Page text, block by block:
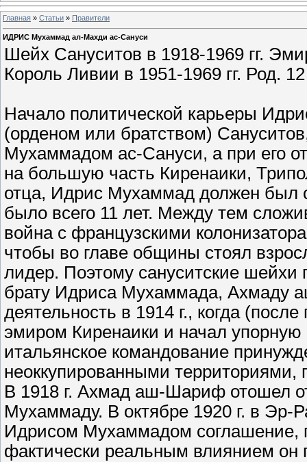
Главная » Статьи » Правители
ИДРИС Мухаммад ал-Махди ас-Сануси
Шейх Сануситов в 1918-1969 гг.
Король Ливии в 1951-1969 гг. Род.
Начало политической карьеры
(орденом или братством)
Мухаммадом ас-Сануси, а при его
на большую часть Киренаики,
отца, Идрис Мухаммад должен был
было всего 11 лет. Между тем
война с французскими
чтобы во главе общины стоял
лидер. Поэтому сануситские шейхи
брату Идриса Мухаммада, Ахмаду
деятельность в 1914 г., когда
эмиром Киренаики и начал упорную
итальянское командование
неоккупированными территориями,
В 1918 г. Ахмад аш-Шариф отошел
Мухаммаду. В октябре 1920 г. в Эр-
Идрисом Мухаммадом соглашение,
фактически реальным влиянием он